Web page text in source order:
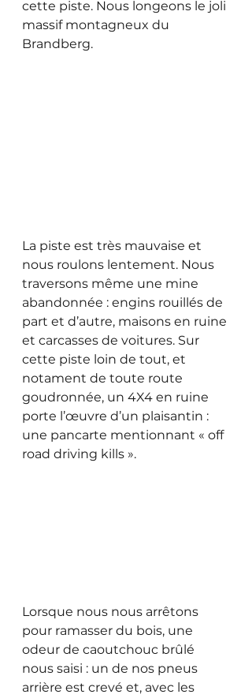
cette piste. Nous longeons le joli
massif montagneux du
Brandberg.
La piste est très mauvaise et
nous roulons lentement. Nous
traversons même une mine
abandonnée : engins rouillés de
part et d’autre, maisons en ruine
et carcasses de voitures. Sur
cette piste loin de tout, et
notament de toute route
goudronnée, un 4X4 en ruine
porte l’œuvre d’un plaisantin :
une pancarte mentionnant « off
road driving kills ».
Lorsque nous nous arrêtons
pour ramasser du bois, une
odeur de caoutchouc brûlé
nous saisi : un de nos pneus
arrière est crevé et, avec les